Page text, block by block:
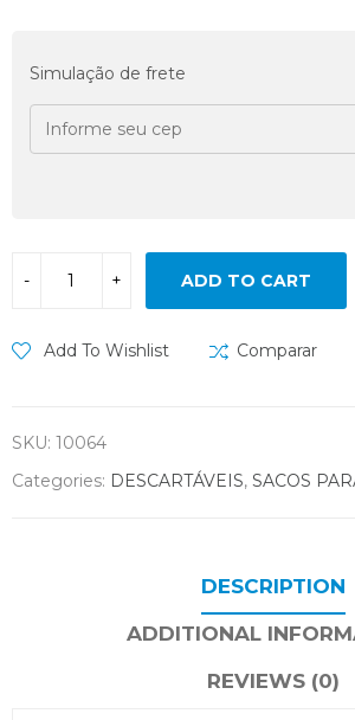
Simulação de frete
ADD TO CART
Add To Wishlist Comparar
SKU: 10064
Categories: DESCARTÁVEIS, SACOS
DESCRIPTION
ADDITIONAL
REVIEWS (0)